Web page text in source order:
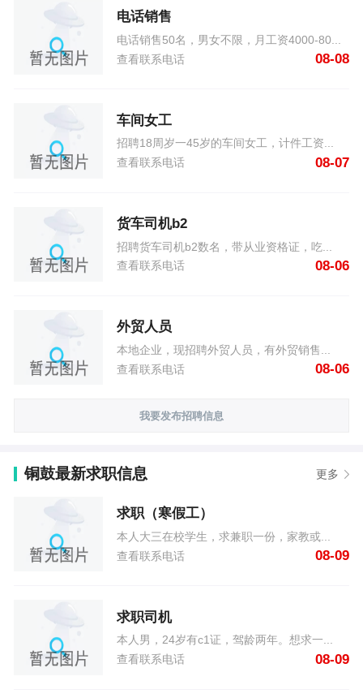
电话销售
电话销售50名，男女不限，月工资4000-80...
查看联系电话
08-08
车间女工
招聘18周岁一45岁的车间女工，计件工资...
查看联系电话
08-07
货车司机b2
招聘货车司机b2数名，带从业资格证，吃...
查看联系电话
08-06
外贸人员
本地企业，现招聘外贸人员，有外贸销售...
查看联系电话
08-06
我要发布招聘信息
铜鼓最新求职信息 更多
求职（寒假工）
本人大三在校学生，求兼职一份，家教或...
查看联系电话
08-09
求职司机
本人男，24岁有c1证，驾龄两年。想求一...
查看联系电话
08-09